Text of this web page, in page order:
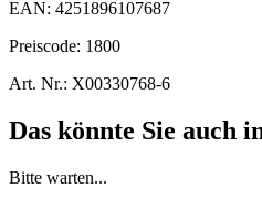
EAN: 4251896107687
Preiscode: 1800
Art. Nr.: X00330768-6
Das könnte Sie auch
Bitte warten...